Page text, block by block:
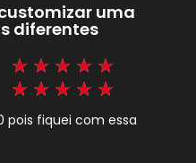
uma
diferentes
100%
pois fiquei com essa